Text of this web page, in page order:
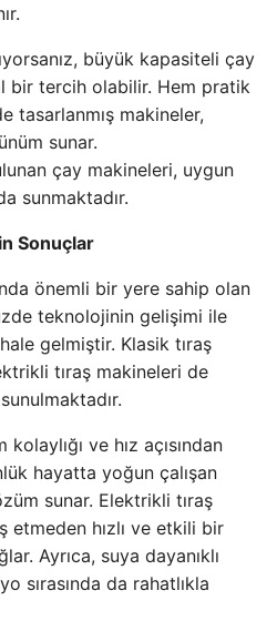
büyük kapasiteli çay
bir tercih olabilir. Hem pratik
tasarlanmış makineler,
sunar.
çay makineleri, uygun
sunmaktadır.
Sonuçlar
önemli bir yere sahip olan
teknolojinin gelişimi ile
gelmiştir. Klasik tıraş
tıraş makineleri de
ve hız açısından
hayatta yoğun çalışan
sunar. Elektrikli tıraş
etmeden hızlı ve etkili bir
Ayrıca, suya dayanıklı
sırasında da rahatlıkla